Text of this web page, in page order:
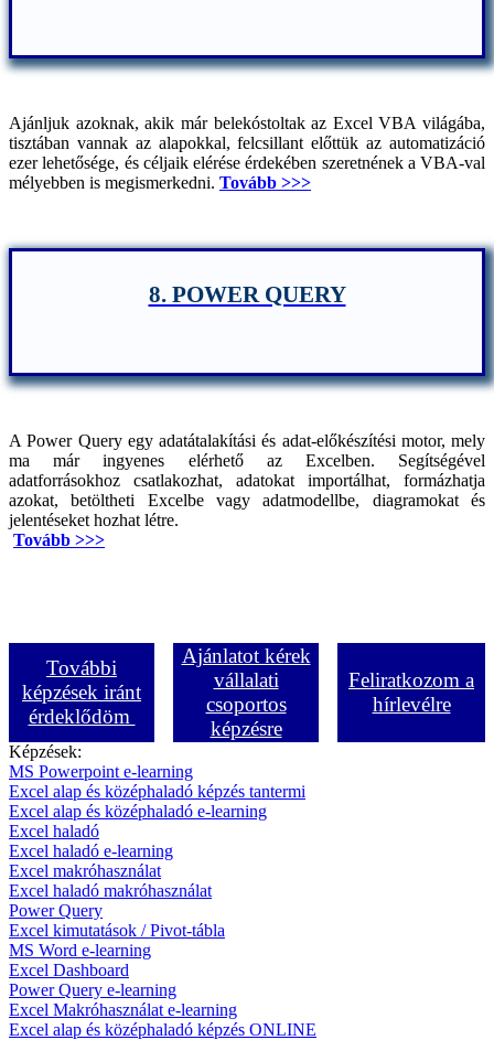
Ajánljuk azoknak, akik már belekóstoltak az Excel VBA világába,
tisztában vannak az alapokkal, felcsillant előttük az automatizáció
ezer lehetősége, és céljaik elérése érdekében szeretnének a VBA-val
mélyebben is megismerkedni. Tovább >>>
8. POWER QUERY
A Power Query egy adatátalakítási és adat-előkészítési motor, mely
ma már ingyenes elérhető az Excelben. Segítségével
adatforrásokhoz csatlakozhat, adatokat importálhat, formázhatja
azokat, betöltheti Excelbe vagy adatmodellbe, diagramokat és
jelentéseket hozhat létre.
Tovább >>>
További
képzések iránt
érdeklődöm
Ajánlatot kérek
vállalati
csoportos
képzésre
Feliratkozom a
hírlevélre
Képzések:
MS Powerpoint e-learning
Excel alap és középhaladó képzés tantermi
Excel alap és középhaladó e-learning
Excel haladó
Excel haladó e-learning
Excel makróhasználat
Excel haladó makróhasználat
Power Query
Excel kimutatások / Pivot-tábla
MS Word e-learning
Excel Dashboard
Power Query e-learning
Excel Makróhasználat e-learning
Excel alap és középhaladó képzés ONLINE